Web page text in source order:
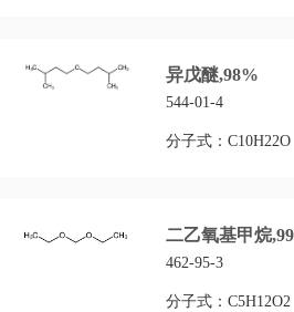
异戊醚,98%
544-01-4
分子式：C10H22O
二乙氧基甲烷
462-95-3
分子式：C5H12O2